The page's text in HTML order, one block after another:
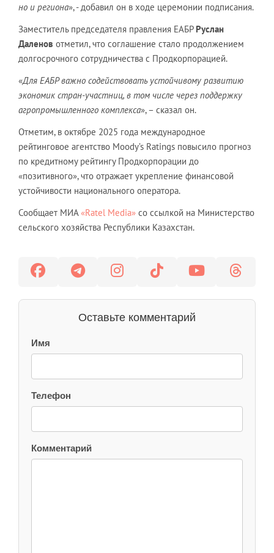
но и региона», - добавил он в ходе церемонии подписания.
Заместитель председателя правления ЕАБР Руслан
Даленов отметил, что соглашение стало продолжением
долгосрочного сотрудничества с Продкорпорацией.
«Для ЕАБР важно содействовать устойчивому развитию
экономик стран-участниц, в том числе через поддержку
агропромышленного комплекса», – сказал он.
Отметим, в октябре 2025 года международное
рейтинговое агентство Moody’s Ratings повысило прогноз
по кредитному рейтингу Продкорпорации до
«позитивного», что отражает укрепление финансовой
устойчивости национального оператора.
Сообщает МИА «Ratel Media» со ссылкой на Министерство
сельского хозяйства Республики Казахстан.
Оставьте комментарий
Имя
Телефон
Комментарий